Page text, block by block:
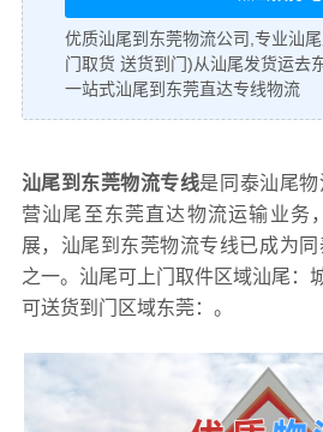
优质汕尾到东莞物流公司,专业汕
门取货 送货到门)从汕尾发货运去
一站式汕尾到东莞直达专线物流
汕尾到东莞物流专线是同泰汕尾
营汕尾至东莞直达物流运输业务
展，汕尾到东莞物流专线已成为
之一。汕尾可上门取件区域汕尾：
可送货到门区域东莞：。